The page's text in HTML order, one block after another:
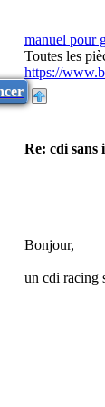
manuel pour
Toutes les
https://
Re: cdi sans
Bonjour,
un cdi racing